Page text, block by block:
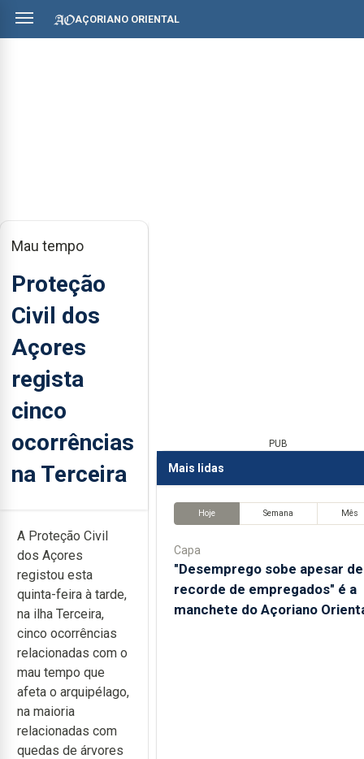
AÇORIANO ORIENTAL
Mau tempo
Proteção
Civil dos
Açores
regista
cinco
ocorrências
na Terceira
A Proteção Civil
dos Açores
registou esta
quinta-feira à tarde,
na ilha Terceira,
cinco ocorrências
relacionadas com o
mau tempo que
afeta o arquipélago,
na maioria
relacionadas com
quedas de árvores
PUB
Mais lidas
Hoje Semana Mês
Capa
"Desemprego sobe apesar de
recorde de empregados" é a
manchete do Açoriano